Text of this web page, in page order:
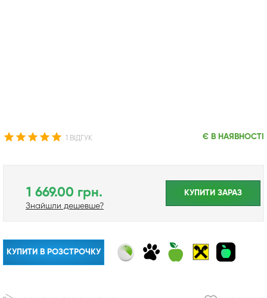
1 ВІДГУК Є В НАЯВНОСТІ
1 669.00 грн.
Знайшли дешевше?
КУПИТИ ЗАРАЗ
КУПИТИ В РОЗСТРОЧКУ